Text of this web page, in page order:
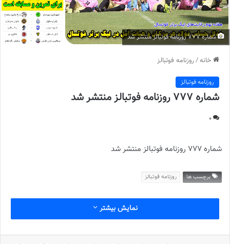
شماره 777 روزنامه فوتبالز منتشر شد
خانه/روزنامه فوتبالز
روزنامه فوتبالز
شماره 777 روزنامه فوتبالز منتشر شد
0
شماره 777 روزنامه فوتبالز منتشر شد
برچسب ها روزنامه فوتبالز
نمایش بیشتر